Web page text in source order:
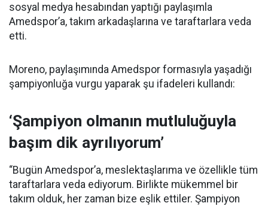
sosyal medya hesabından yaptığı paylaşımla
Amedspor’a, takım arkadaşlarına ve taraftarlara veda
etti.
Moreno, paylaşımında Amedspor formasıyla yaşadığı
şampiyonluğa vurgu yaparak şu ifadeleri kullandı:
‘Şampiyon olmanın mutluluğuyla
başım dik ayrılıyorum’
“Bugün Amedspor’a, meslektaşlarıma ve özellikle tüm
taraftarlara veda ediyorum. Birlikte mükemmel bir
takım olduk, her zaman bize eşlik ettiler. Şampiyon